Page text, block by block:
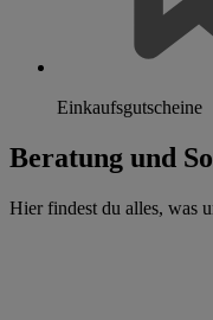
Einkaufsgutscheine
Beratung und
Hier findest du alles, was